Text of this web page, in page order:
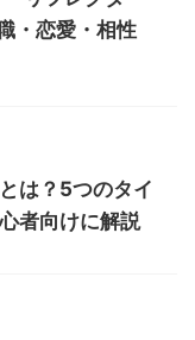
・恋愛・相性
は？5つのタイ
者向けに解説